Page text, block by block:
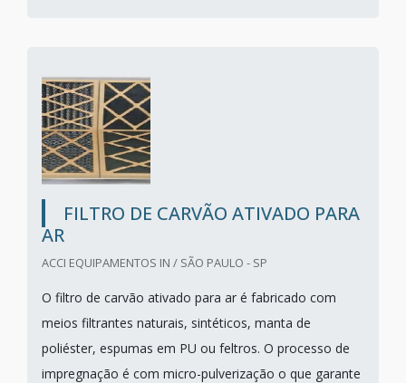
FILTRO DE CARVÃO ATIVADO PARA
AR
ACCI EQUIPAMENTOS IN / SÃO PAULO - SP
O filtro de carvão ativado para ar é fabricado com
meios filtrantes naturais, sintéticos, manta de
poliéster, espumas em PU ou feltros. O processo de
impregnação é com micro-pulverização o que garante